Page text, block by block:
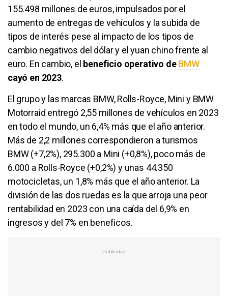
155.498 millones de euros, impulsados por el
aumento de entregas de vehículos y la subida de
tipos de interés pese al impacto de los tipos de
cambio negativos del dólar y el yuan chino frente al
euro. En cambio, el beneficio operativo deBMW
cayó en 2023.
El grupo y las marcas BMW, Rolls-Royce, Mini y BMW
Motorraid entregó 2,55 millones de vehículos en 2023
en todo el mundo, un 6,4% más que el año anterior.
Más de 2,2 millones correspondieron a turismos
BMW (+7,2%), 295.300 a Mini (+0,8%), poco más de
6.000 a Rolls-Royce (+0,2%) y unas 44.350
motocicletas, un 1,8% más que el año anterior. La
división de las dos ruedas es la que arroja una peor
rentabilidad en 2023 con una caída del 6,9% en
ingresos y del 7% en beneficos.